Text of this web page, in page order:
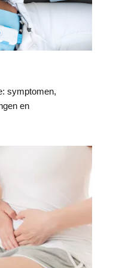
symptomen,
en